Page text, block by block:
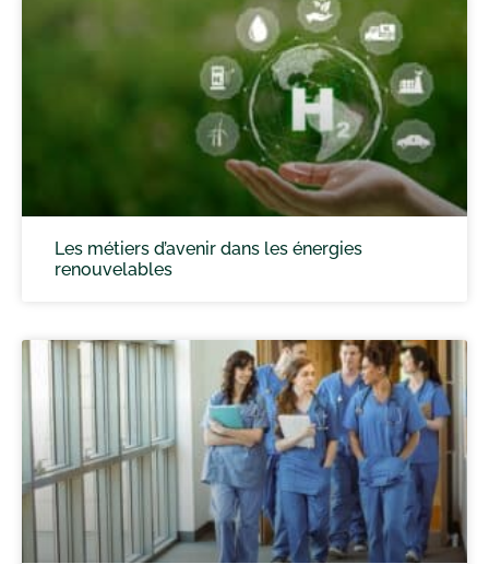
Les métiers d’avenir dans les énergies
renouvelables